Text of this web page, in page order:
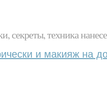
секреты, техника
и макияж на